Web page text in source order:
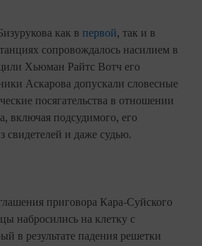
как в первой, так и в
сопровождалось насилием в
Хьюман Райтс Вотч его
Аскарова допускали словесные
посягательства в отношении
включая подсудимого, его
свидетелей и даже судью.
приговора Кара-Суйского
набросились на клетку с
в результате падения решетки